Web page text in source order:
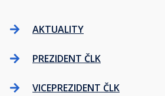
AKTUALITY
PREZIDENT ČLK
VICEPREZIDENT ČLK